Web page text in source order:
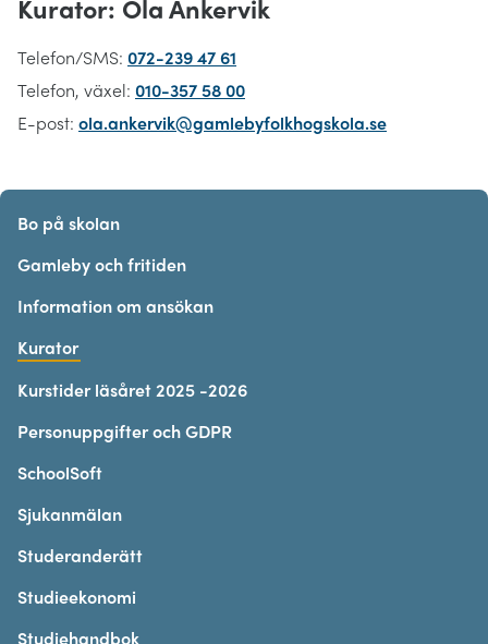
Telefon/SMS: 072-239 47 61
Telefon, växel: 010-357 58 00
E-post: ola.ankervik@gamlebyfolkhogskola.se
Bo på skolan
Gamleby och fritiden
Information om ansökan
Kurator
Kurstider läsåret 2025 -2026
Personuppgifter och GDPR
SchoolSoft
Sjukanmälan
Studeranderätt
Studieekonomi
Studiehandbok